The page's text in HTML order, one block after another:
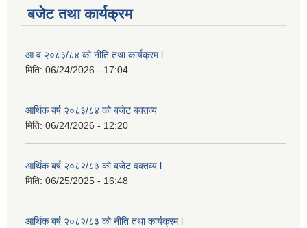
बजेट तथा कार्यक्रम
आ.व २०८३/८४ को नीति तथा कार्यक्रम l
मिति: 06/24/2026 - 17:04
आर्थिक बर्ष २०८३/८४ को बजेट बक्तव्य
मिति: 06/24/2026 - 12:20
आर्थिक बर्ष २०८२/८३ को बजेट वक्तव्य l
मिति: 06/25/2025 - 16:48
आर्थिक बर्ष २०८२/८३ को नीति तथा कार्यक्रम l